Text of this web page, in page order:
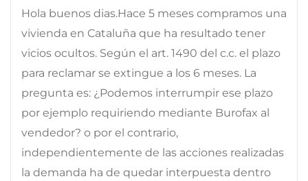
Hola buenos dias.Hace 5 meses compramos una
vivienda en Cataluña que ha resultado tener
vicios ocultos. Según el art. 1490 del c.c. el plazo
para reclamar se extingue a los 6 meses. La
pregunta es: ¿Podemos interrumpir ese plazo
por ejemplo requiriendo mediante Burofax al
vendedor? o por el contrario,
independientemente de las acciones realizadas
la demanda ha de quedar interpuesta dentro